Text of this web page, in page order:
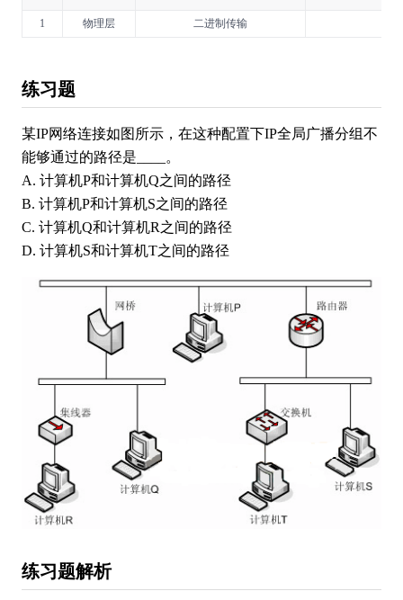
1 物理层 二进制传输
练习题
某IP网络连接如图所示，在这种配置下IP全局广播分组不
能够通过的路径是____。
A. 计算机P和计算机Q之间的路径
B. 计算机P和计算机S之间的路径
C. 计算机Q和计算机R之间的路径
D. 计算机S和计算机T之间的路径
练习题解析